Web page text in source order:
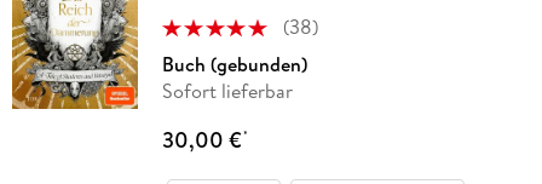
(38)
Buch (gebunden)
Sofort lieferbar
30,00 €*